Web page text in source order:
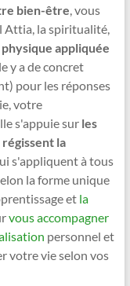
bien-être, vous
Attia, la spiritualité,
physique appliquée
y a de concret
pour les réponses
votre
s'appuie sur les
la
s'appliquent à tous
la forme unique
et la
vous accompagner
personnel et
votre vie selon vos